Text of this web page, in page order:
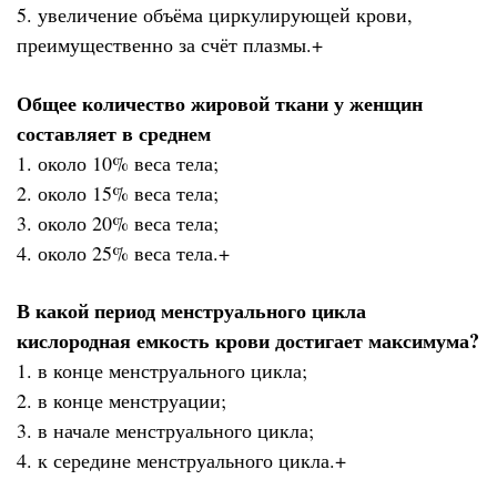
5. увеличение объёма циркулирующей крови,
преимущественно за счёт плазмы.+
Общее количество жировой ткани у женщин
составляет в среднем
1. около 10% веса тела;
2. около 15% веса тела;
3. около 20% веса тела;
4. около 25% веса тела.+
В какой период менструального цикла
кислородная емкость крови достигает максимума?
1. в конце менструального цикла;
2. в конце менструации;
3. в начале менструального цикла;
4. к середине менструального цикла.+